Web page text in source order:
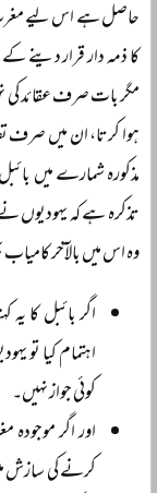
حاصل ہے اس لیے مغرب
کا ذمہ دار قرار دینے
مگر بات صرف عقائد کی
ہوا کرتا، ان میں صرف
مذکورہ شمارے میں
تذکرہ ہے کہ یہودیوں
وہ اس میں بالآخر
اگر بائبل کا
اہتمام کیا تو
کوئی جواز نہیں۔
اور اگر
کرنے کی سازش